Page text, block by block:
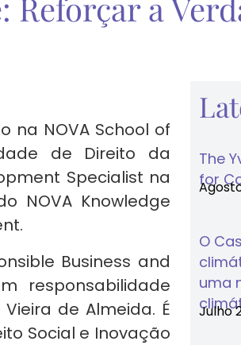
na NOVA School of
de Direito da
Specialist na
NOVA Knowledge
Business and
responsabilidade
de Almeida. É
Social e Inovação
The
for
O
uma
Julho